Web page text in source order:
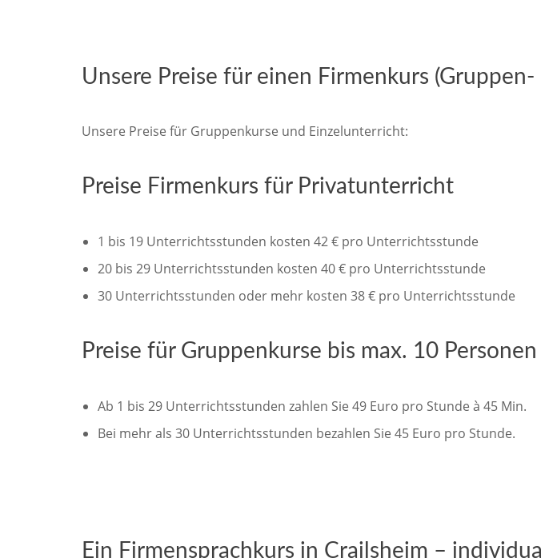
Unsere Preise für einen Firmenkurs
Unsere Preise für Gruppenkurse und Einzelunterricht:
Preise Firmenkurs für Privatunterricht
1 bis 19 Unterrichtsstunden kosten 42 € pro Unterrichtsstunde
20 bis 29 Unterrichtsstunden kosten 40 € pro Unterrichtsstunde
30 Unterrichtsstunden oder mehr kosten 38 € pro Unterrichtsstunde
Preise für Gruppenkurse bis max. 10 Personen
Ab 1 bis 29 Unterrichtsstunden zahlen Sie 49 Euro pro Stunde à 45 Min.
Bei mehr als 30 Unterrichtsstunden bezahlen Sie 45 Euro pro Stunde.
Ein Firmensprachkurs in Crailsheim –